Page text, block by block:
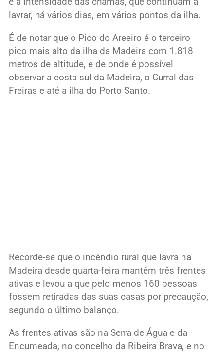
lavrar, há vários dias, em vários pontos da ilha.
É de notar que o Pico do Areeiro é o terceiro
pico mais alto da ilha da Madeira com 1.818
metros de altitude, e de onde é possível
observar a costa sul da Madeira, o Curral das
Freiras e até a ilha do Porto Santo.
Recorde-se que o incêndio rural que lavra na
Madeira desde quarta-feira mantém três frentes
ativas e levou a que pelo menos 160 pessoas
fossem retiradas das suas casas por precaução,
segundo o último balanço.
As frentes ativas são na Serra de Água e da
Encumeada, no concelho da Ribeira Brava, e no